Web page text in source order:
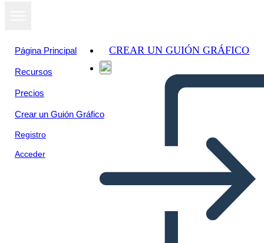
Página Principal
Recursos
Precios
Crear un Guión Gráfico
Registro
Acceder
CREAR UN GUIÓN GRÁFICO